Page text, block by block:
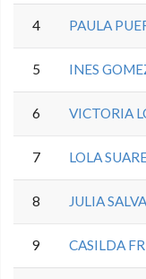
4 PAULA
5 INES
6 VICTORIA
7 LOLA
8 JULIA
9 CASILDA